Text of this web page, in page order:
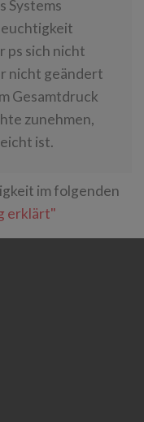
Systems
ps sich nicht
nicht geändert
Gesamtdruck
zunehmen,
ist.
im folgenden
erklärt"